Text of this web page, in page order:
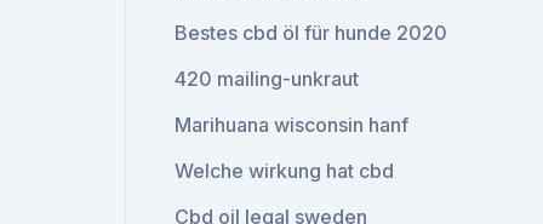
Bestes cbd öl für hunde 2020
420 mailing-unkraut
Marihuana wisconsin hanf
Welche wirkung hat cbd
Cbd oil legal sweden